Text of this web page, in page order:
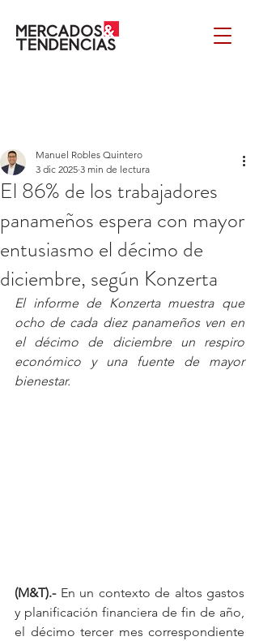
El 86% de los trabajadores
panameños espera con mayor
entusiasmo el décimo de
diciembre, según Konzerta
Manuel Robles Quintero
3 dic 2025 3 min de lectura
El informe de Konzerta muestra que
ocho de cada diez panameños ven en
el décimo de diciembre un respiro
económico y una fuente de mayor
bienestar.
(M&T).- En un contexto de altos gastos
y planificación financiera de fin de año,
el décimo tercer mes correspondiente